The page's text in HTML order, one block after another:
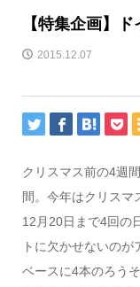
【特集企画】
2015.12.07
クリスマス前の4週
間。今年はクリスマ
12月20日まで4回の
トに欠かせないの
ベースに4本のろう